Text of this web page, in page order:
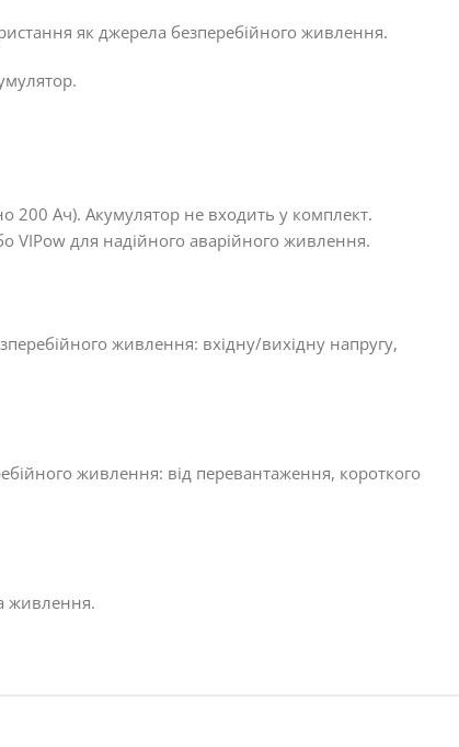
як джерела безперебійного живлення.
200 Ач). Акумулятор не входить у комплект.
VIPow для надійного аварійного живлення.
живлення: вхідну/вихідну напругу,
живлення: від перевантаження, короткого
живлення.